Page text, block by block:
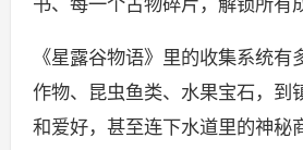
《星露谷物语》里的收集系统有
作物、昆虫鱼类、水果宝石，到
和爱好，甚至连下水道里的神秘